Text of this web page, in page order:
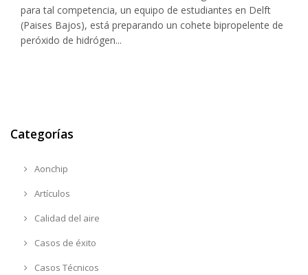
para tal competencia, un equipo de estudiantes en Delft
(Paises Bajos), está preparando un cohete bipropelente de
peróxido de hidrógen...
Categorías
Aonchip
Artículos
Calidad del aire
Casos de éxito
Casos Técnicos